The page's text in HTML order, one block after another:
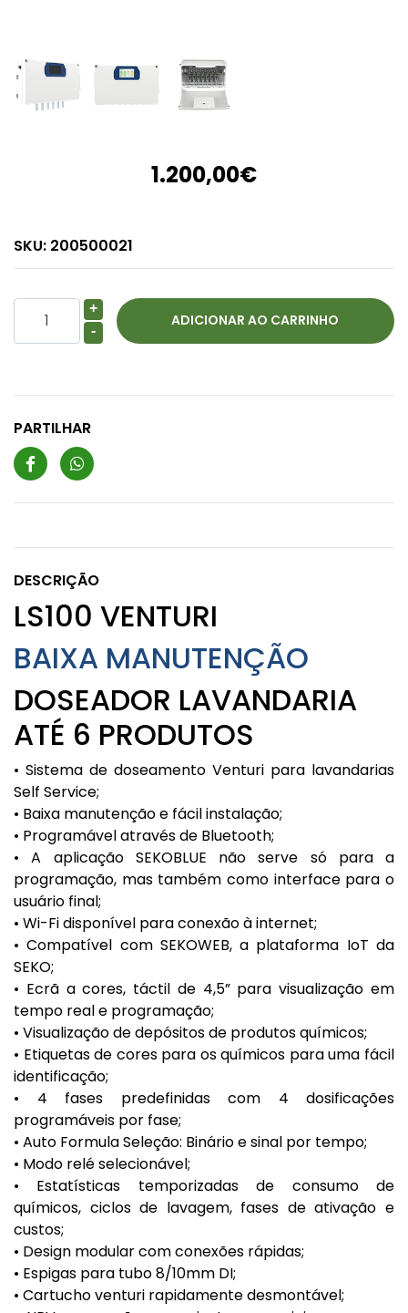
1.200,00€
SKU: 200500021
+
-
PARTILHAR
DESCRIÇÃO
LS100 VENTURI
BAIXA MANUTENÇÃO
DOSEADOR LAVANDARIA
ATÉ 6 PRODUTOS
• Sistema de doseamento Venturi para lavandarias
Self Service;
• Baixa manutenção e fácil instalação;
• Programável através de Bluetooth;
• A aplicação SEKOBLUE não serve só para a
programação, mas também como interface para o
usuário final;
• Wi-Fi disponível para conexão à internet;
• Compatível com SEKOWEB, a plataforma IoT da
SEKO;
• Ecrã a cores, táctil de 4,5” para visualização em
tempo real e programação;
• Visualização de depósitos de produtos químicos;
• Etiquetas de cores para os químicos para uma fácil
identificação;
• 4 fases predefinidas com 4 dosificações
programáveis por fase;
• Auto Formula Seleção: Binário e sinal por tempo;
• Modo relé selecionável;
• Estatísticas temporizadas de consumo de
químicos, ciclos de lavagem, fases de ativação e
custos;
• Design modular com conexões rápidas;
• Espigas para tubo 8/10mm DI;
• Cartucho venturi rapidamente desmontável;